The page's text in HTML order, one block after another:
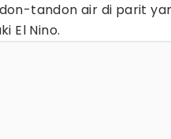
tandon air di parit
El Nino.